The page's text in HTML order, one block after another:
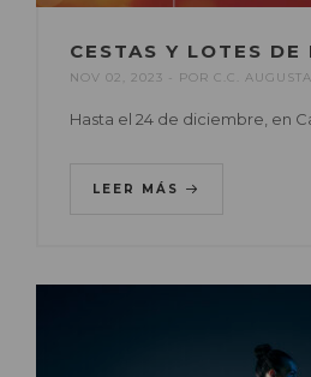
CESTAS Y LOTES DE
NOV 02, 2023 POR C.C. AUGUSTA
Hasta el 24 de diciembre, en
LEER MÁS